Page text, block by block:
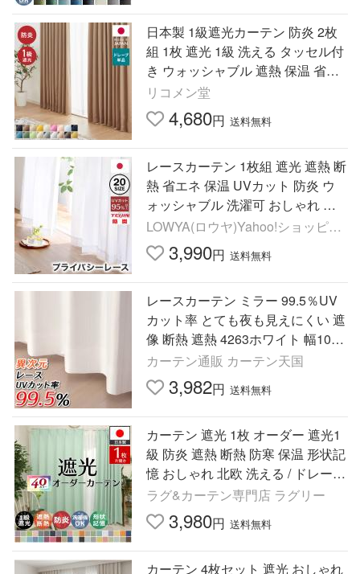
日本製 1級遮光カーテン 防炎 2枚
組 1枚 遮光 1級 洗える タッセル付
き ウォッシャブル 遮熱 保温 省エ
ネ 節電 ドレープカーテン カーテ
ン 新生活 代引不可
リコメン堂
4,680円 送料無料
レースカーテン 1枚組 遮光 遮熱 断
熱 省エネ 保温 UVカット 防炎 ウ
ォッシャブル 洗濯可 おしゃれ 幅1
00 幅125 幅150 ミラー 高さ調節
日本製
LOWYA(ロウヤ)Yahoo!ショッピン
グ店3,990円 送料無料
レースカーテン ミラー 99.5％UV
カット率 とても夜も見えにくい 遮
像 断熱 遮熱 4263ホワイト 幅100c
m2枚組 幅150・200cm1枚入り カ
ーテン 安い 送料無料 在庫品
カーテン通販 カーテン天国
3,982円 送料無料
カーテン 遮光 1枚 オーダー 遮光1
級 防炎 遮熱 断熱 防寒 保温 形状記
憶 おしゃれ 北欧 洗える / ドレープ
カーテン フローラル 片開き
ラグ&カーテン専門店 ラグリー
3,980円 送料無料
カーテン 4枚セット 遮光 おしゃれ